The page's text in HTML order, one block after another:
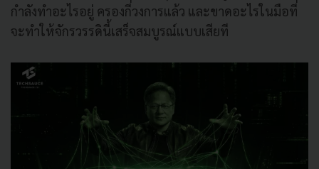
กำลังทำอะไรอยู่ ครองกี่วงการแล้ว และขาดอะไรในมือที่
จะทำให้จักรวรรดินี้เสร็จสมบูรณ์แบบเสียที